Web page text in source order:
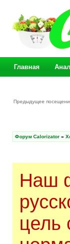
Главная
Предыдущее
Форум Calorizator »
Наш
цель